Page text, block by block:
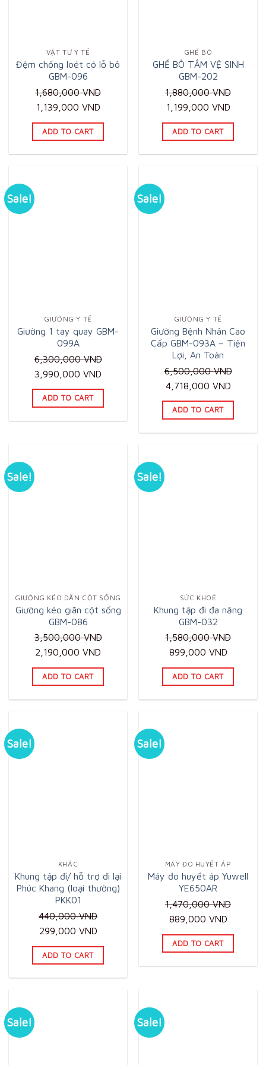
VẬT TƯ Y TẾ
Đệm chống loét có lỗ bô
GBM-096
1,680,000VND
Original
price
was:
1,139,000 VNDCurrent
price
ADD TO CART
GHẾ BÔ
GHẾ BÔ TẮM VỆ SINH
GBM-202
1,880,000VND
Original
price
was:
1,199,000 VNDCurrent
price
ADD TO CART
Sale!
GIƯỜNG Y TẾ
Giường 1 tay quay GBM-
099A
6,300,000VND
Original
price
was:
3,990,000 VND
price
3,990,000 VND.
ADD TO CART
Sale!
GIƯỜNG Y TẾ
Giường Bệnh Nhân Cao
Cấp GBM-093A – Tiện
Lợi, An Toàn
6,500,000VND
Original
price
was:
4,718,000 VNDCurrent
price
ADD TO CART
Sale!
GIƯỜNG KÉO DÃN CỘT SỐNG
Giường kéo giãn cột sống
GBM-086
3,500,000VND
Original
price
was:
2,190,000 VND
price
ADD TO CART
Sale!
SỨC KHOẺ
Khung tập đi đa năng
GBM-032
1,580,000VND
Original
price
was:
899,000 VNDCurrent
price
ADD TO CART
Sale!
KHÁC
Khung tập đi/ hỗ trợ đi lại
Phúc Khang (loại thường)
PKK01
440,000VND
Original
price
was:
299,000 VNDCurrent
price
ADD TO CART
Sale!
MÁY ĐO HUYẾT ÁP
Máy đo huyết áp Yuwell
YE650AR
1,470,000VND
Original
price
was:
889,000 VNDCurrent
price
ADD TO CART
Sale! Sale!